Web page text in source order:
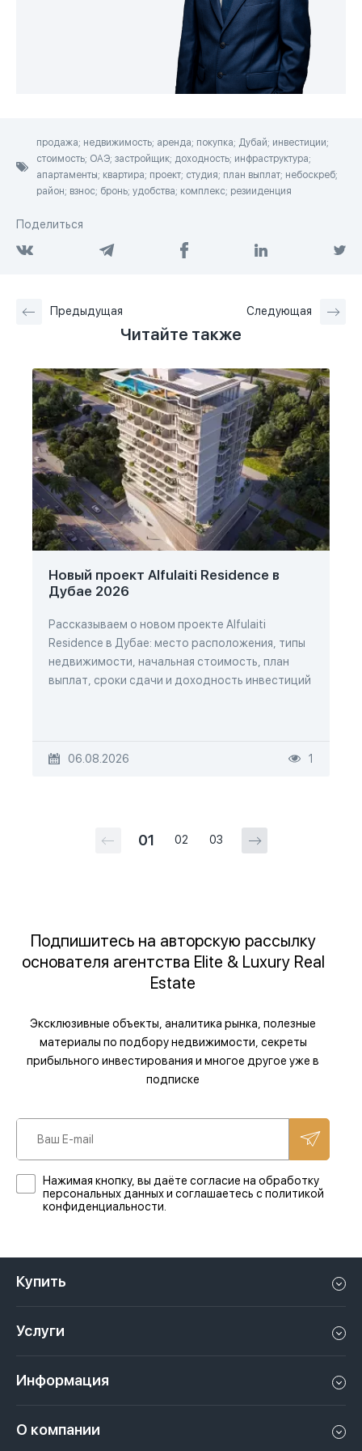
продажа; недвижимость; аренда; покупка; Дубай; инвестиции;
стоимость; ОАЭ; застройщик; доходность; инфраструктура;
апартаменты; квартира; проект; студия; план выплат; небоскреб;
район; взнос; бронь; удобства; комплекс; резииденция
Поделиться
Предыдущая Следующая
Читайте также
Новый проект Alfulaiti Residence в
Дубае 2026
Рассказываем о новом проекте Alfulaiti
Residence в Дубае: место расположения, типы
недвижимости, начальная стоимость, план
выплат, сроки сдачи и доходность инвестиций
06.08.2026 1
01 02 03
Подпишитесь на авторскую рассылку
основателя агентства Elite & Luxury Real
Estate
Эксклюзивные объекты, аналитика рынка, полезные
материалы по подбору недвижимости, секреты
прибыльного инвестирования и многое другое уже в
подписке
Нажимая кнопку, вы даёте согласие на обработку
персональных данных и соглашаетесь с политикой
конфиденциальности.
Купить
Апартаменты в Дубае
Пентхаус в Дубае
Услуги
Сдать недвижимость в Дубае, ОАЭ
Информация
О компании